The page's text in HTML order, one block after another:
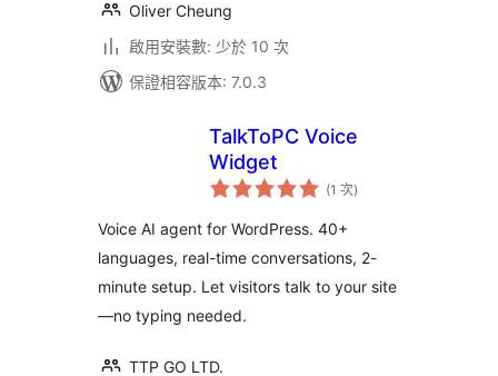
Oliver Cheung
啟用安裝數: 少於 10 次
保證相容版本: 7.0.3
TalkToPC Voice
Widget
(1 次評
分)
Voice AI agent for WordPress. 40+
languages, real-time conversations, 2-
minute setup. Let visitors talk to your site
—no typing needed.
TTP GO LTD.